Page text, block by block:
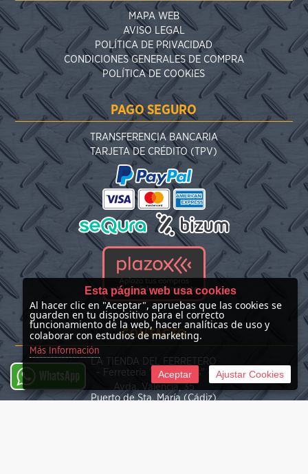
MAPA WEB
AVISO LEGAL
POLÍTICA DE PRIVACIDAD
CONDICIONES GENERALES DE COMPRA
POLÍTICA DE COOKIES
PAGO SEGURO
TRANSFERENCIA BANCARIA
TARJETA DE CRÉDITO (TPV)
CONTACTO
LA TIENDA DEL FERRETERO
- Ferretería "Las Nieves" -
Avda. Valencia, 35
Puerto de Sta. María (Cádiz)
WhatsApp
Esta página web usa cookies
Al hacer clic en "Aceptar", apruebas que las cookies se
guarden en tu dispositivo para el correcto
funcionamiento de la web, hacer analíticas de uso y
colaborar con estudios de marketing.
Más Información
Aceptar Ajustar Cookies